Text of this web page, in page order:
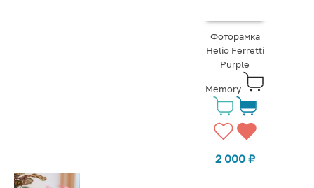
Фоторамка
Helio Ferretti
Purple
Memory
2 000 ₽